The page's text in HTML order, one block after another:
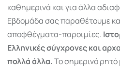
καθημερινά και για άλλα
Εβδομάδα σας παραθέτουμε
αποφθέγματα-παροιμίες.
Ελληνικές σύγχρονες και
πολλά άλλα.Το σημερινό